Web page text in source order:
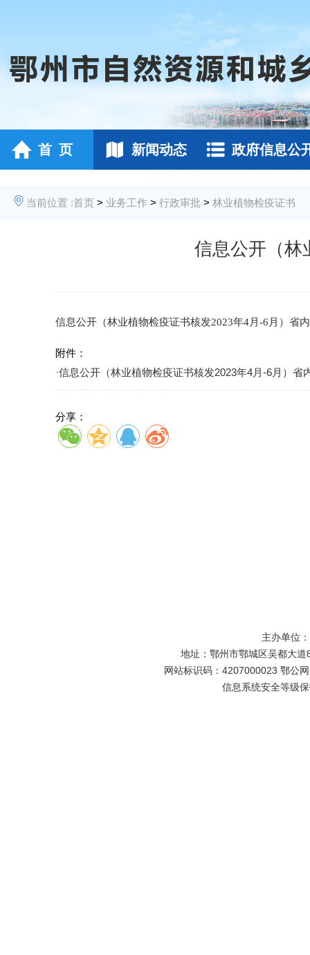
首 页 新闻动态 政府信息公
当前位置 :首页 > 业务工作 > 行政审批 > 林业植物检疫证书
信息公开（林
信息公开（林业植物检疫证书核发2023年4月-6月）省内
附件：
·信息公开（林业植物检疫证书核发2023年4月-6月）省
分享：
主办单位
地址：鄂州市鄂城区吴都大
网站标识码：4207000023 鄂公
信息系统安全等级